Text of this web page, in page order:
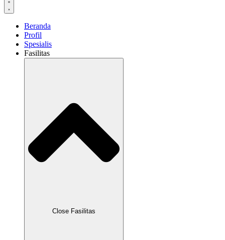
Beranda
Profil
Spesialis
Fasilitas
Close Fasilitas